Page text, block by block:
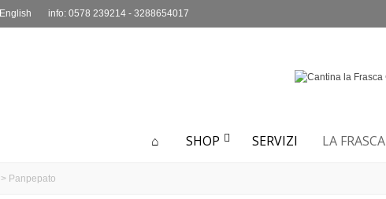
English info: 0578 239214 - 3288654017
SHOP SERVIZI LA FRASCA
> Panpepato